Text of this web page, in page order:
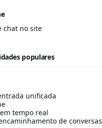
chat no site
populares
unificada
tempo real
de conversas